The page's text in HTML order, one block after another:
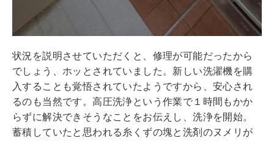
状況を説明させていただくと、修理が可能だったから
でしょう、ホッとされていました。新しい洗濯機を購
入することも覚悟されていたようですから、安心され
るのも当然です。高圧洗浄という作業で１時間もかか
らずに解決できそうなことをお伝えし、洗浄を開始。
蓄積していたと思われる糸くずの塊と洗剤のヌメリが